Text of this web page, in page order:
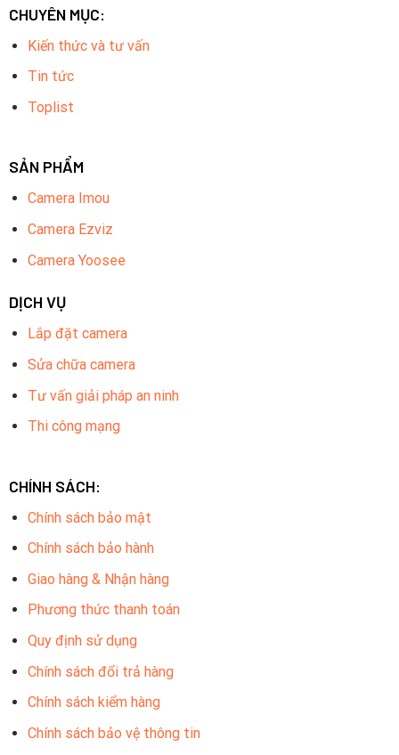
CHUYÊN MỤC:
Kiến thức và tư vấn
Tin tức
Toplist
SẢN PHẨM
Camera Imou
Camera Ezviz
Camera Yoosee
DỊCH VỤ
Lắp đặt camera
Sửa chữa camera
Tư vấn giải pháp an ninh
Thi công mạng
CHÍNH SÁCH:
Chính sách bảo mật
Chính sách bảo hành
Giao hàng & Nhận hàng
Phương thức thanh toán
Quy định sử dụng
Chính sách đổi trả hàng
Chính sách kiểm hàng
Chính sách bảo vệ thông tin